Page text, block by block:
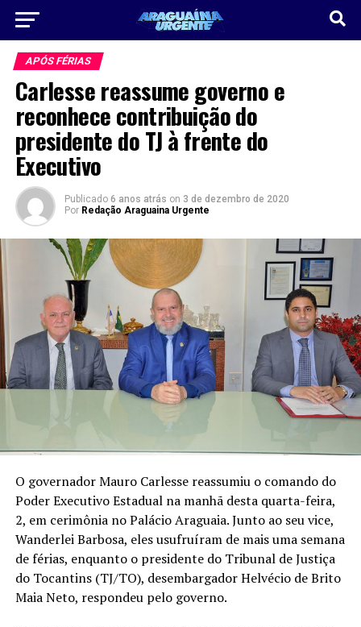
APÓS FÉRIAS
Carlesse reassume governo e
reconhece contribuição do
presidente do TJ à frente do
Executivo
Publicado 6 anos atrás on 3 de dezembro de 2020
Por Redação Araguaina Urgente
O governador Mauro Carlesse reassumiu o comando do
Poder Executivo Estadual na manhã desta quarta-feira,
2, em cerimônia no Palácio Araguaia. Junto ao seu vice,
Wanderlei Barbosa, eles usufruíram de mais uma semana
de férias, enquanto o presidente do Tribunal de Justiça
do Tocantins (TJ/TO), desembargador Helvécio de Brito
Maia Neto, respondeu pelo governo.